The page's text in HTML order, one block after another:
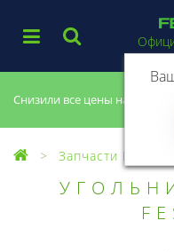
Снизили все цены на 20%,
Запчасти Festool